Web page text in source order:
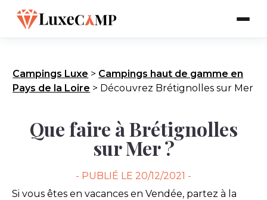
Campings Luxe > Campings haut de gamme en
Pays de la Loire > Découvrez Brétignolles sur Mer
Que faire à Brétignolles
sur Mer ?
- PUBLIÉ LE 20/12/2021 -
Si vous êtes en vacances en Vendée, partez à la